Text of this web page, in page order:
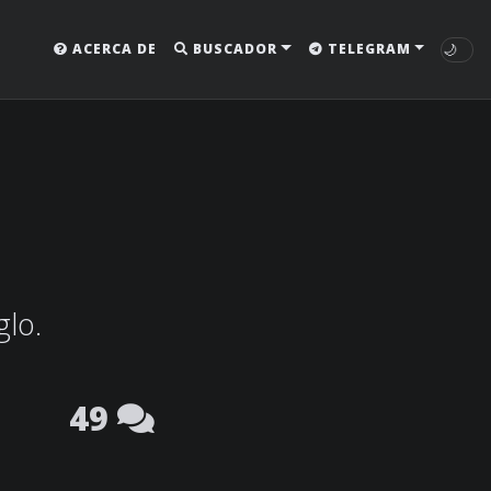
ACERCA DE BUSCADOR TELEGRAM 🌙
49